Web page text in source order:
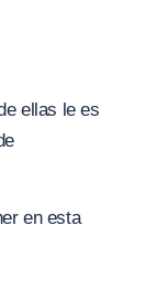
ellas le es
en esta